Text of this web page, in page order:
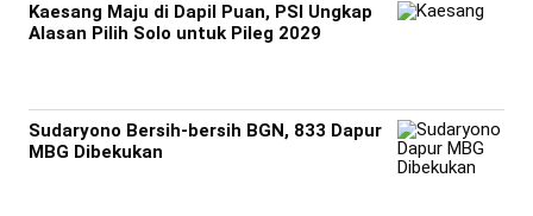
Kaesang Maju di Dapil Puan, PSI Ungkap
Alasan Pilih Solo untuk Pileg 2029
Sudaryono Bersih-bersih BGN, 833 Dapur
MBG Dibekukan